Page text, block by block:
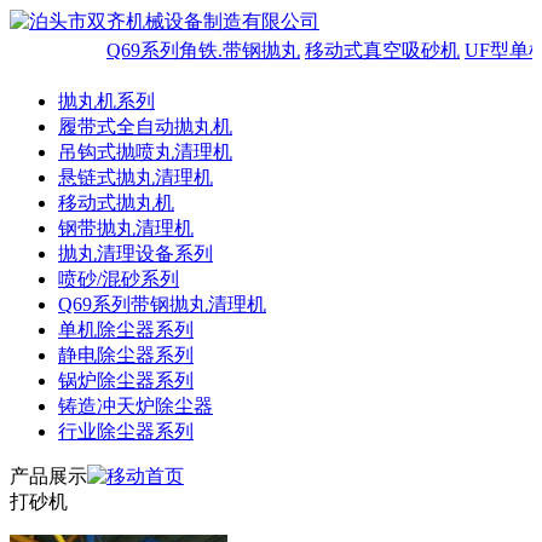
Q69系列角铁.带钢抛丸 移动式真空吸砂机 UF型单
抛丸机系列
履带式全自动抛丸机
吊钩式抛喷丸清理机
悬链式抛丸清理机
移动式抛丸机
钢带抛丸清理机
抛丸清理设备系列
喷砂/混砂系列
Q69系列带钢抛丸清理机
单机除尘器系列
静电除尘器系列
锅炉除尘器系列
铸造冲天炉除尘器
行业除尘器系列
产品展示
打砂机